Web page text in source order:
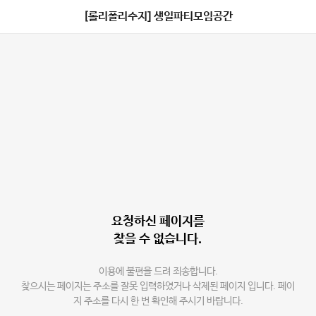
[롤리폴리수지] 생일파티모임공간
요청하신 페이지를
찾을 수 없습니다.
이용에 불편을 드려 죄송합니다.
찾으시는 페이지는 주소를 잘못 입력하였거나 삭제된 페이지 입니다. 페이
지 주소를 다시 한 번 확인해 주시기 바랍니다.